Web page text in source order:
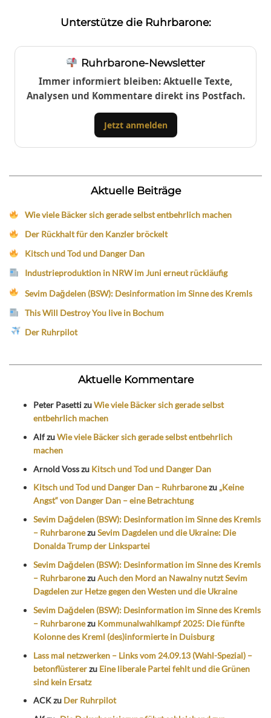
Unterstütze die Ruhrbarone:
Ruhrbarone-Newsletter
Immer informiert bleiben: Aktuelle Texte,
Analysen und Kommentare direkt ins Postfach.
Jetzt anmelden
Aktuelle Beiträge
Wie viele Bäcker sich gerade selbst entbehrlich machen
Der Rückhalt für den Kanzler bröckelt
Kitsch und Tod und Danger Dan
Industrieproduktion in NRW im Juni erneut rückläufig
Sevim Dağdelen (BSW): Desinformation im Sinne des Kremls
This Will Destroy You live in Bochum
Der Ruhrpilot
Aktuelle Kommentare
Peter PasettizuWie viele Bäcker sich gerade selbst
entbehrlich machen
AlfzuWie viele Bäcker sich gerade selbst entbehrlich
machen
Arnold Vosszu Kitsch und Tod und Danger Dan
Kitsch und Tod und Danger Dan – Ruhrbaronezu „Keine
Angst“ von Danger Dan – eine Betrachtung
Sevim Dağdelen (BSW): Desinformation im Sinne des Kremls
– RuhrbaronezuSevim Dagdelen und die Ukraine: Die
Donalda Trump der Linkspartei
Sevim Dağdelen (BSW): Desinformation im Sinne des Kremls
– RuhrbaronezuAuch den Mord an Nawalny nutzt Sevim
Dagdelen zur Hetze gegen den Westen und die Ukraine
Sevim Dağdelen (BSW): Desinformation im Sinne des Kremls
– Ruhrbaronezu Kommunalwahlkampf 2025: Die fünfte
Kolonne des Kreml (des)informierte in Duisburg
Lass mal netzwerken – Links vom 24.09.13 (Wahl-Spezial) –
betonflüstererzu Eine liberale Partei fehlt und die Grünen
sind kein Ersatz
ACKzu Der Ruhrpilot